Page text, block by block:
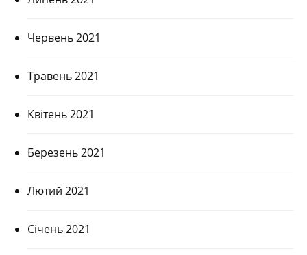
Червень 2021
Травень 2021
Квітень 2021
Березень 2021
Лютий 2021
Січень 2021